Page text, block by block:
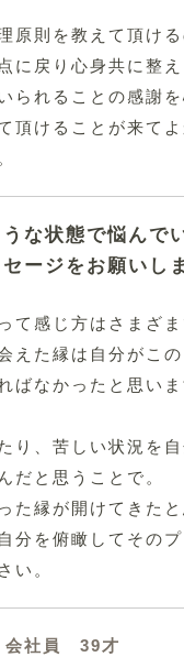
原則を教えて頂け
に戻り心身共に整え
られることの感謝
頂けることが来て
うな状態で悩んで
ージをお願いし
て感じ方はさまざ
えた縁は自分がこ
ばなかったと思いま
り、苦しい状況を
だと思うことで。
た縁が開けてきたと
分を俯瞰してその
い。
社員 39才